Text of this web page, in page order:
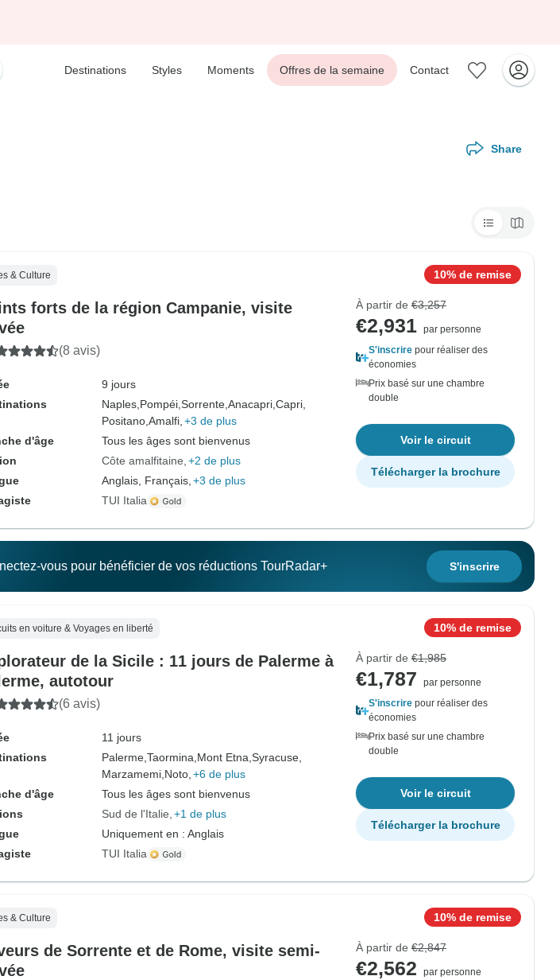
Destinations Styles Moments Offres de la semaine Contact
Share
& Culture
forts de la région Campanie, visite
(8 avis)
9 jours
Naples, Pompéi, Sorrente, Anacapri, Capri,
Positano, Amalfi, +3 de plus
d'âge
Tous les âges sont bienvenus
Côte amalfitaine +2 de plus
Anglais, Français, +3 de plus
TUI Italia
10% de remise
À partir de €3,257
€2,931 par personne
S'inscrire pour réaliser des
économies
Prix basé sur une chambre
double
Voir le circuit
Télécharger la brochure
vous pour bénéficier de vos réductions TourRadar+ S'inscrire
en voiture & Voyages en liberté
de la Sicile : 11 jours de Palerme à
autotour
(6 avis)
11 jours
Palerme, Taormina, Mont Etna, Syracuse,
Marzamemi, Noto, +6 de plus
d'âge
Tous les âges sont bienvenus
Sud de l'Italie +1 de plus
Uniquement en : Anglais
TUI Italia
10% de remise
À partir de €1,985
€1,787
par personne
S'inscrire pour réaliser des
économies
Prix basé sur une chambre
double
Voir le circuit
Télécharger la brochure
& Culture
de Sorrente et de Rome, visite semi-
10% de remise
À partir de €2,847
€2,562
par personne